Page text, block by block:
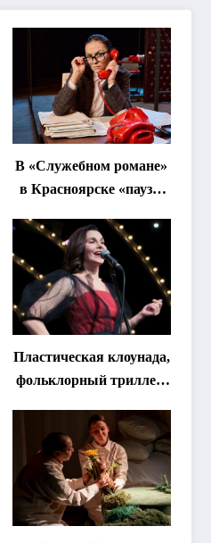
В «Служебном романе»
в Красноярске «паузы
Пластическая клоунада,
фольклорный триллер,
Что покажут на втором
этапе фестиваля
«Монокль»